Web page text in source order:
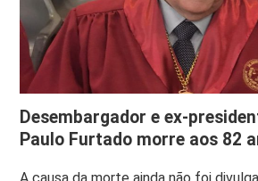
Desembargador e ex-
Paulo Furtado morre aos 82